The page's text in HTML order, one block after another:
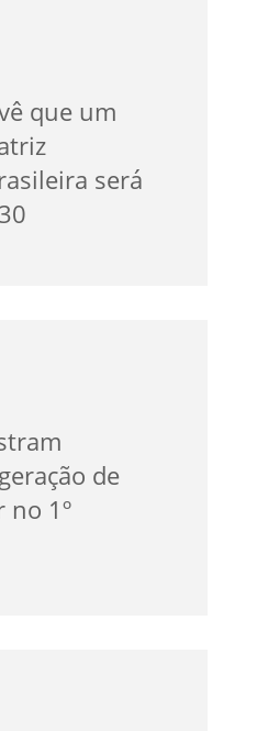
que um
será
de
no 1º